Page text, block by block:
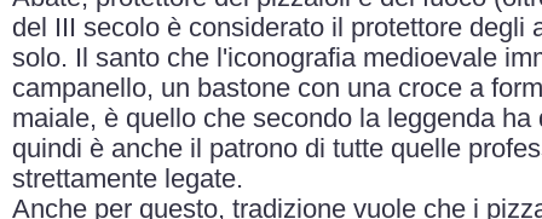
del III secolo è considerato il protettore degli
solo. Il santo che l'iconografia medioevale
campanello, un bastone con una croce a
maiale, è quello che secondo la leggenda
quindi è anche il patrono di tutte quelle
strettamente legate.
Anche per questo, tradizione vuole che i